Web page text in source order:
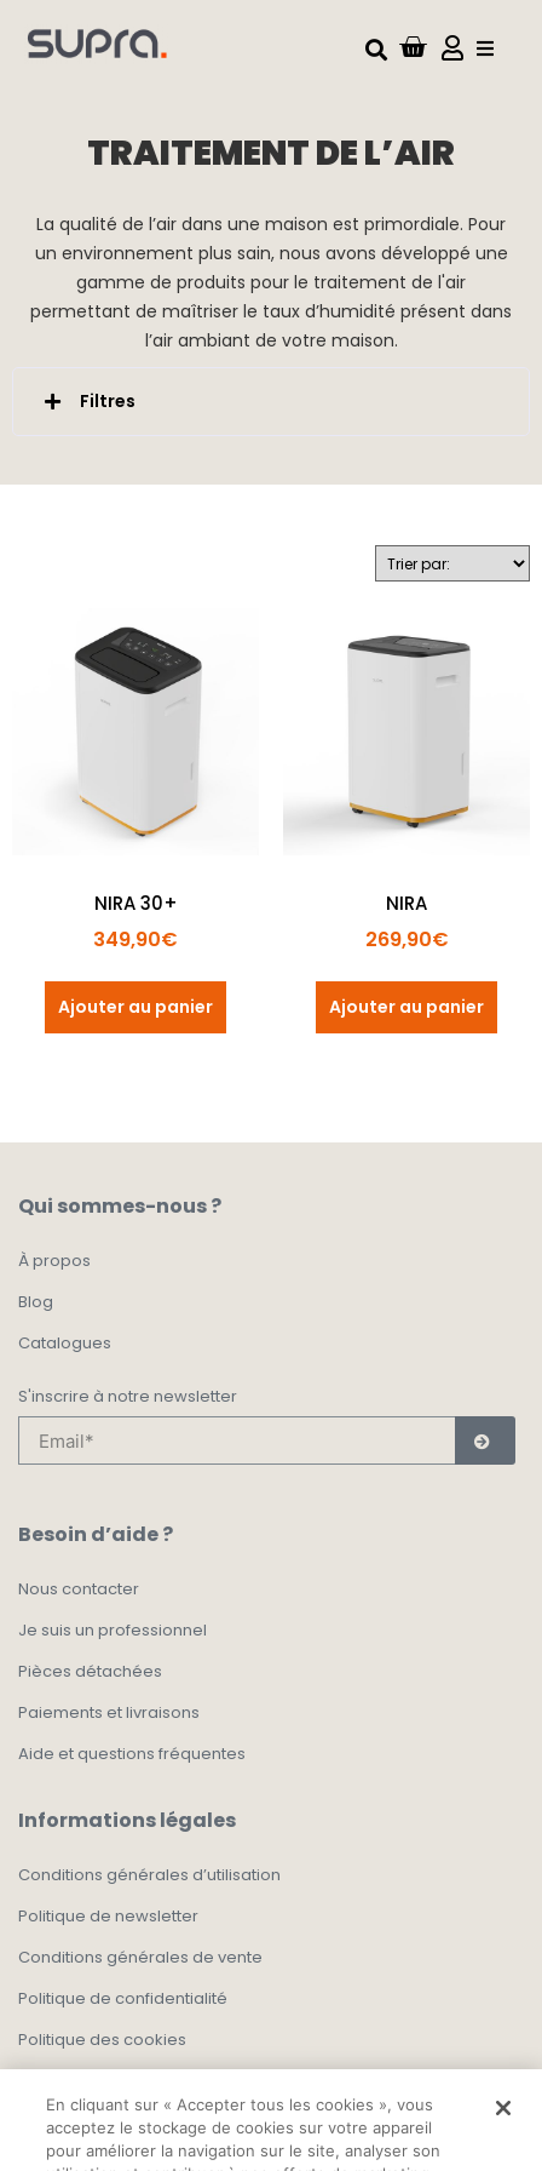
TRAITEMENT DE L’AIR
La qualité de l’air dans une maison est primordiale. Pour
un environnement plus sain, nous avons développé une
gamme de produits pour le traitement de l'air
permettant de maîtriser le taux d’humidité présent dans
l’air ambiant de votre maison.
Filtres
Commandes Position nuit
Affichage taux humidité
NIRA 30+
349,90€
Ajouter au panier
NIRA
269,90€
Ajouter au panier
Qui sommes-nous ?
À propos
Blog
Catalogues
S'inscrire à notre newsletter
Besoin d’aide ?
Nous contacter
Je suis un professionnel
Pièces détachées
Paiements et livraisons
Aide et questions fréquentes
Informations légales
Conditions générales d’utilisation
Politique de newsletter
Conditions générales de vente
Politique de confidentialité
Politique des cookies
En cliquant sur « Accepter tous les cookies », vous
acceptez le stockage de cookies sur votre appareil
pour améliorer la navigation sur le site, analyser son